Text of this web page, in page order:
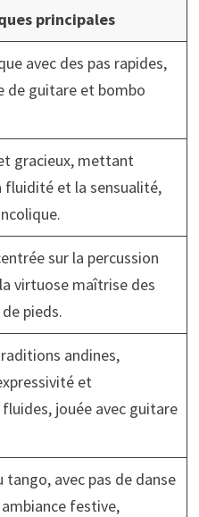
principales
avec des pas rapides,
de guitare et bombo
gracieux, mettant
fluidité et la sensualité,
sur la percussion
virtuose maîtrise des
pieds.
andines,
et
jouée avec guitare
tango, avec pas de danse
festive,